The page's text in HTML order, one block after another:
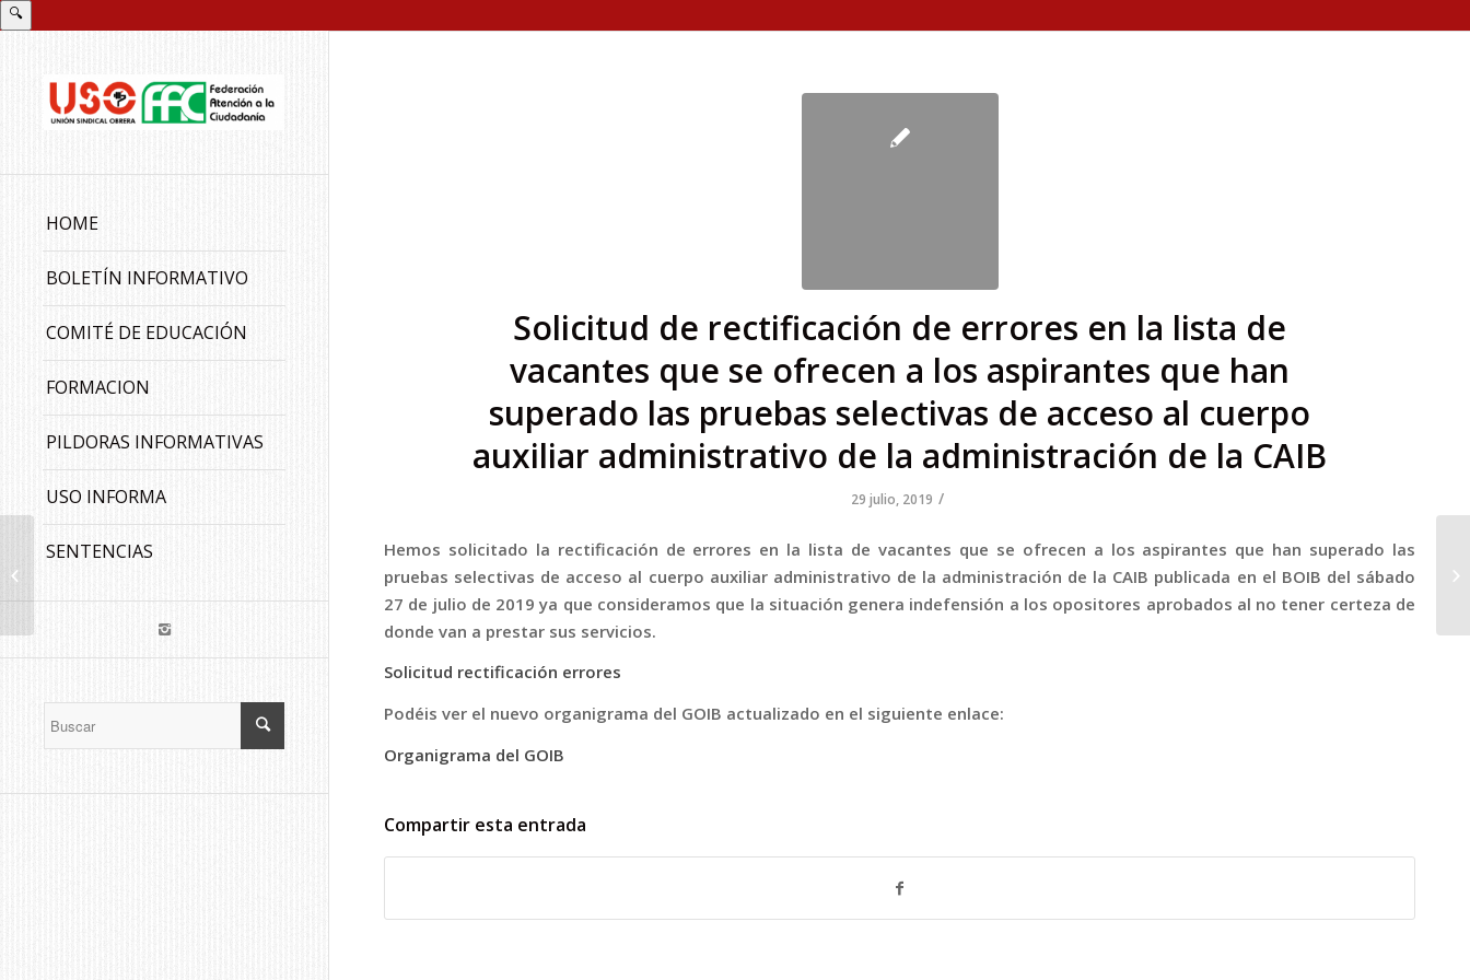
🔍
HOME
BOLETÍN INFORMATIVO
COMITÉ DE EDUCACIÓN
FORMACION
PILDORAS INFORMATIVAS
USO INFORMA
SENTENCIAS
Solicitud de rectificación de errores en la lista de
vacantes que se ofrecen a los aspirantes que han
superado las pruebas selectivas de acceso al cuerpo
auxiliar administrativo de la administración de la CAIB
29 julio, 2019 /
Hemos solicitado la rectificación de errores en la lista de vacantes que se ofrecen a los aspirantes que han superado las
pruebas selectivas de acceso al cuerpo auxiliar administrativo de la administración de la CAIB publicada en el BOIB del sábado
27 de julio de 2019 ya que consideramos que la situación genera indefensión a los opositores aprobados al no tener certeza de
donde van a prestar sus servicios.
Solicitud rectificación errores
Podéis ver el nuevo organigrama del GOIB actualizado en el siguiente enlace:
Organigrama del GOIB
Compartir esta entrada
Sol·licitud de reunió